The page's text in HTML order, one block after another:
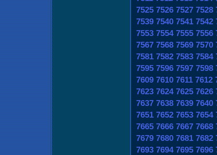
7525 7526 7527 7528
7539 7540 7541 7542
7553 7554 7555 7556
7567 7568 7569 7570
7581 7582 7583 7584
7595 7596 7597 7598
7609 7610 7611 7612
7623 7624 7625 7626
7637 7638 7639 7640
7651 7652 7653 7654
7665 7666 7667 7668
7679 7680 7681 7682
7693 7694 7695 7696